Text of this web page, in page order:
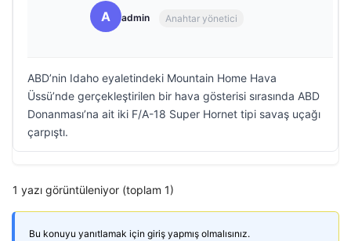
A admin Anahtar yönetici
ABD’nin Idaho eyaletindeki Mountain Home Hava
Üssü’nde gerçekleştirilen bir hava gösterisi sırasında ABD
Donanması’na ait iki F/A-18 Super Hornet tipi savaş uçağı
çarpıştı.
1 yazı görüntüleniyor (toplam 1)
Bu konuyu yanıtlamak için giriş yapmış olmalısınız.